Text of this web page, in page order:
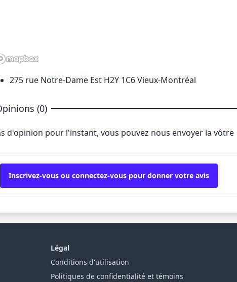
275 rue Notre-Dame Est H2Y 1C6 Vieux-Montréal
(0)
d'opinion pour l'instant, vous pouvez nous envoyer la vôtre
Inscrivez-vous ou connectez-vous pour donner votre avis
Légal
Conditions d'utilisation
Politiques de confidentialité et témoins